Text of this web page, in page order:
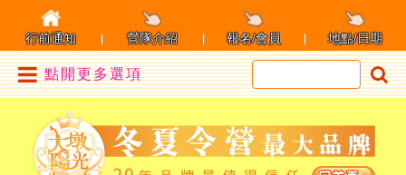
點開更多選項
行前通知 營隊介紹 報名/會員 地點/日期